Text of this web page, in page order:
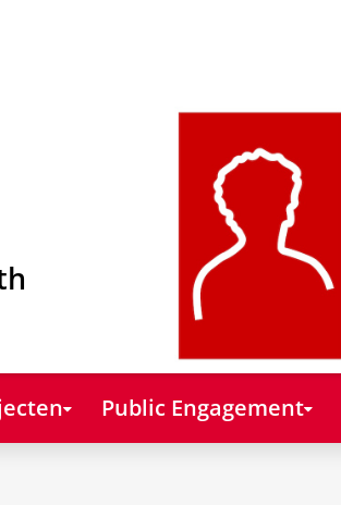
Public Engagement